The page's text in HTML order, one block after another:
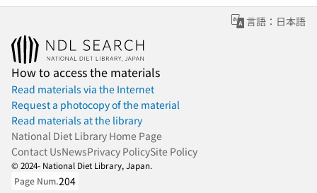
言語：日本語
How to access the materials
Read materials via the Internet
Request a photocopy of the material
Read materials at the library
National Diet Library Home Page
Contact UsNewsPrivacy PolicySite Policy
© 2024- National Diet Library, Japan.
Page Num.204